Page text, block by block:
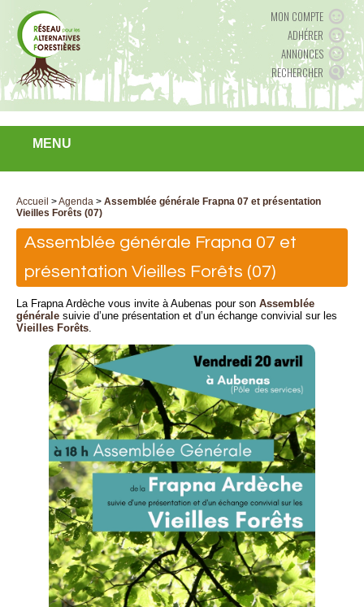
MON COMPTE
ADHÉRER
ANNONCES
RECHERCHER
MENU
Accueil >Agenda > Assemblée générale Frapna 07 et présentation
Vieilles Forêts (07)
Assemblée générale Frapna 07 et
présentation Vieilles Forêts (07)
La Frapna Ardèche vous invite à Aubenas pour son Assemblée
générale suivie d’une présentation et d’un échange convivial sur les
Vieilles Forêts.